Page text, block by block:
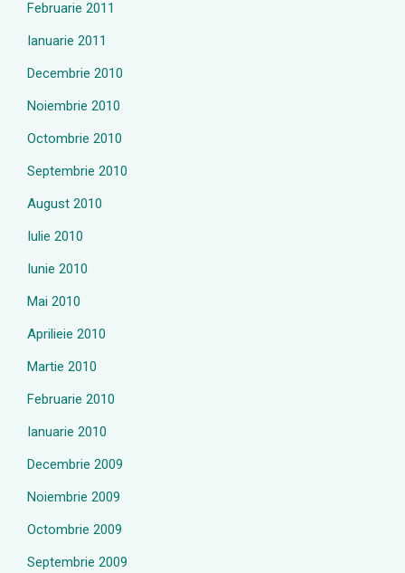
Februarie 2011
Ianuarie 2011
Decembrie 2010
Noiembrie 2010
Octombrie 2010
Septembrie 2010
August 2010
Iulie 2010
Iunie 2010
Mai 2010
Aprilieie 2010
Martie 2010
Februarie 2010
Ianuarie 2010
Decembrie 2009
Noiembrie 2009
Octombrie 2009
Septembrie 2009